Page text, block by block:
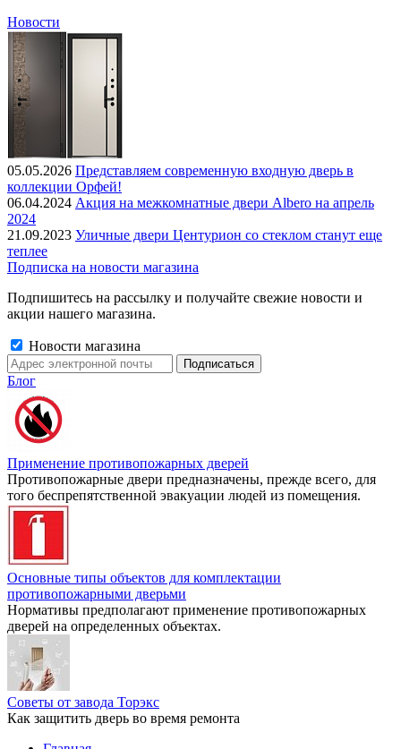
Новости
05.05.2026 Представляем современную входную дверь в
коллекции Орфей!
06.04.2024 Акция на межкомнатные двери Albero на апрель
2024
21.09.2023 Уличные двери Центурион со стеклом станут еще
теплее
Подписка на новости магазина
Подпишитесь на рассылку и получайте свежие новости и
акции нашего магазина.
Новости магазина
Блог
Применение противопожарных дверей
Противопожарные двери предназначены, прежде всего, для
того беспрепятственной эвакуации людей из помещения.
Основные типы объектов для комплектации
противопожарными дверьми
Нормативы предполагают применение противопожарных
дверей на определенных объектах.
Советы от завода Торэкс
Как защитить дверь во время ремонта